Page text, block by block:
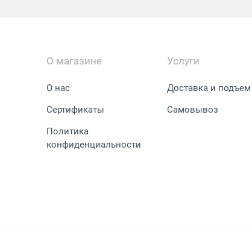
О магазине
О нас
Сертификаты
Политика
конфиденциальности
Услуги
Доставка и подъем
Самовывоз